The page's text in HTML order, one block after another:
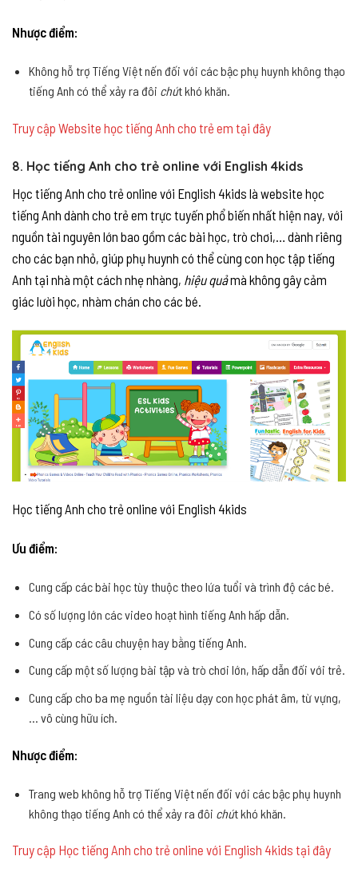
Nhược điểm:
Không hỗ trợ Tiếng Việt nến đối với các bậc phụ huynh không thạo
tiếng Anh có thể xảy ra đôi chút khó khăn.
Truy cập Website học tiếng Anh cho trẻ em tại đây
8. Học tiếng Anh cho trẻ online với English 4kids
Học tiếng Anh cho trẻ online với English 4kids là website học
tiếng Anh dành cho trẻ em trực tuyến phổ biến nhất hiện nay, với
nguồn tài nguyên lớn bao gồm các bài học, trò chơi,… dành riêng
cho các bạn nhỏ, giúp phụ huynh có thể cùng con học tập tiếng
Anh tại nhà một cách nhẹ nhàng, hiệu quảmà không gây cảm
giác lười học, nhàm chán cho các bé.
Học tiếng Anh cho trẻ online với English 4kids
Ưu điểm:
Cung cấp các bài học tùy thuộc theo lứa tuổi và trình độ các bé.
Có số lượng lớn các video hoạt hình tiếng Anh hấp dẫn.
Cung cấp các câu chuyện hay bằng tiếng Anh.
Cung cấp một số lượng bài tập và trò chơi lớn, hấp dẫn đối với trẻ.
Cung cấp cho ba mẹ nguồn tài liệu dạy con học phát âm, từ vựng,
… vô cùng hữu ích.
Nhược điểm:
Trang web không hỗ trợ Tiếng Việt nến đối với các bậc phụ huynh
không thạo tiếng Anh có thể xảy ra đôi chút khó khăn.
Truy cập Học tiếng Anh cho trẻ online với English 4kids tại đây